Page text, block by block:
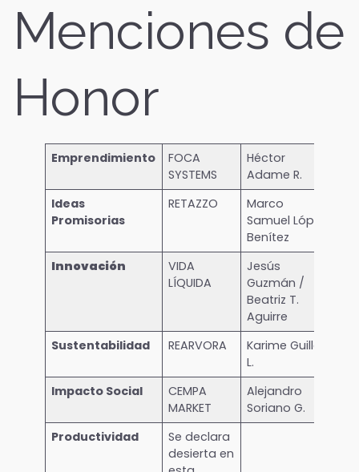
Menciones de
Honor
Emprendimiento
FOCA
SYSTEMS
Héctor
Adame R.
Ideas
Promisorias
RETAZZO
Marco
Samuel López
Benítez
Innovación
VIDA
LÍQUIDA
Jesús
Guzmán /
Beatriz T.
Aguirre
Sustentabilidad
REARVORA
Karime Guillen
L.
Impacto Social
CEMPA
MARKET
Alejandro
Soriano G.
Productividad
Se declara
desierta en